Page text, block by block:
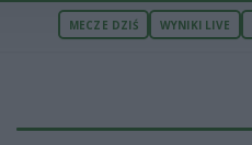
MECZE DZIŚ WYNIKI LIVE